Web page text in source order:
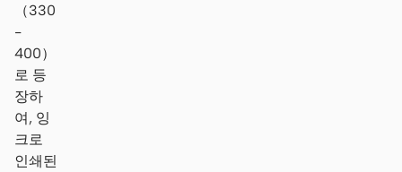
（330
-
400）
로 등
장하
여, 잉
크로
인쇄된